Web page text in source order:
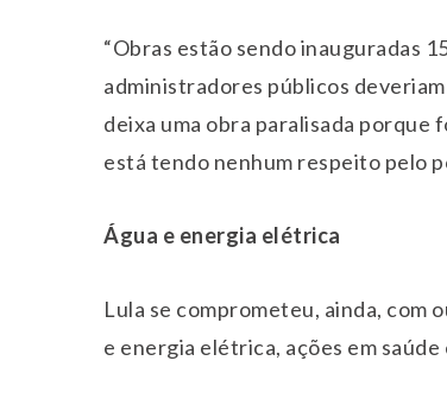
“Obras estão sendo inauguradas
administradores públicos
deixa uma obra paralisada porque
está tendo nenhum respeito pelo
Água e energia elétrica
Lula se comprometeu, ainda, com
e energia elétrica, ações em